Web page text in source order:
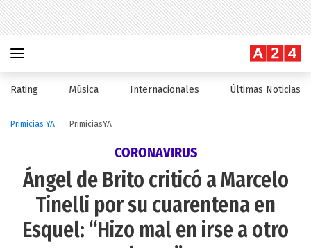
Rating Música Internacionales Últimas Noticias
Primicias YA PrimiciasYA
CORONAVIRUS
Ángel de Brito criticó a Marcelo
Tinelli por su cuarentena en
Esquel: “Hizo mal en irse a otro